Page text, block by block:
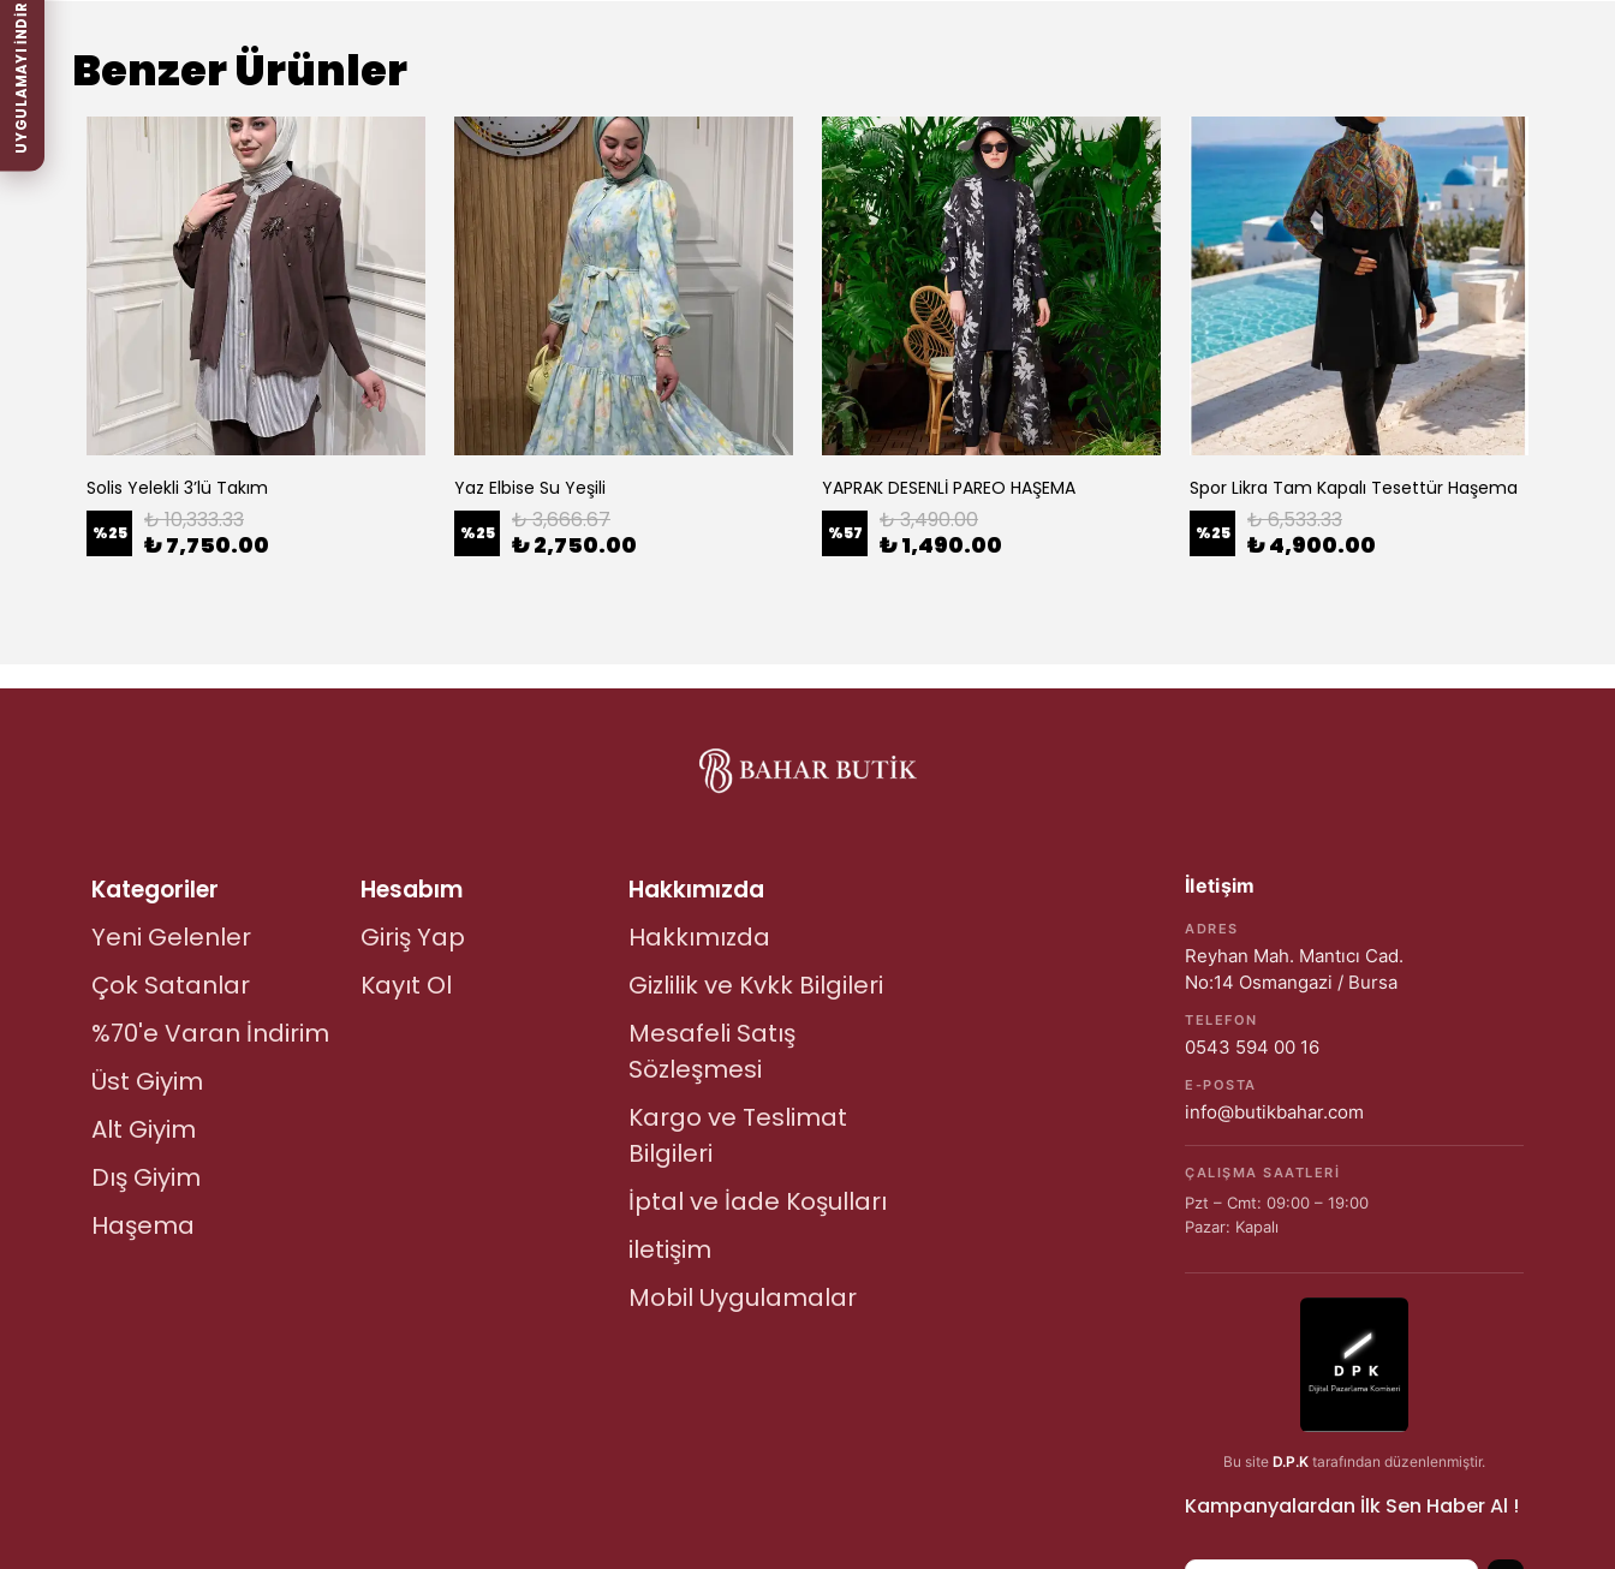
UYGULAMAYI İNDİR Benzer Ürünler
Solis Yelekli 3’lü Takım
%25 ₺ 10,333.33
₺ 7,750.00
Yaz Elbise Su Yeşili
%25 ₺ 3,666.67
₺ 2,750.00
YAPRAK DESENLİ PAREO HAŞEMA
%57 ₺ 3,490.00
₺ 1,490.00
Spor Likra Tam Kapalı Tesettür Haşema
%25 ₺ 6,533.33
₺ 4,900.00
Kategoriler
Yeni Gelenler
Çok Satanlar
%70'e Varan İndirim
Üst Giyim
Alt Giyim
Dış Giyim
Haşema
Hesabım
Giriş Yap
Kayıt Ol
Hakkımızda
Hakkımızda
Gizlilik ve Kvkk Bilgileri
Mesafeli Satış
Sözleşmesi
Kargo ve Teslimat
Bilgileri
İptal ve İade Koşulları
iletişim
Mobil Uygulamalar
İletişim
ADRES
Reyhan Mah. Mantıcı Cad.
No:14 Osmangazi / Bursa
TELEFON
0543 594 00 16
E-POSTA
info@butikbahar.com
ÇALIŞMA SAATLERI
Pzt – Cmt: 09:00 – 19:00
Pazar: Kapalı
Bu site D.P.K tarafından düzenlenmiştir.
Kampanyalardan İlk Sen Haber Al !